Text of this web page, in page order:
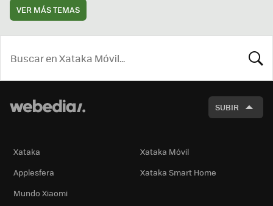
VER MÁS TEMAS
SUBIR
Xataka
Xataka Móvil
Applesfera
Xataka Smart Home
Mundo Xiaomi